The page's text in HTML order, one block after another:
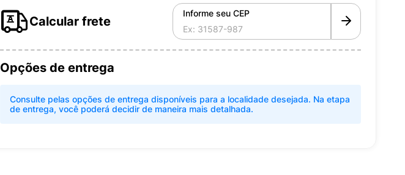
Calcular frete
Informe seu CEP
Opções de entrega
Consulte pelas opções de entrega disponíveis para a localidade desejada. Na etapa
de entrega, você poderá decidir de maneira mais detalhada.